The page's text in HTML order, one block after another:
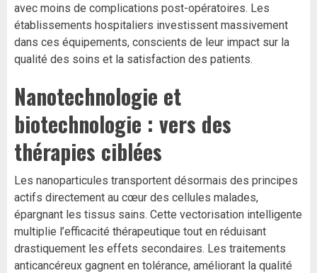
avec moins de complications post-opératoires. Les
établissements hospitaliers investissent massivement
dans ces équipements, conscients de leur impact sur la
qualité des soins et la satisfaction des patients.
Nanotechnologie et
biotechnologie : vers des
thérapies ciblées
Les nanoparticules transportent désormais des principes
actifs directement au cœur des cellules malades,
épargnant les tissus sains. Cette vectorisation intelligente
multiplie l’efficacité thérapeutique tout en réduisant
drastiquement les effets secondaires. Les traitements
anticancéreux gagnent en tolérance, améliorant la qualité